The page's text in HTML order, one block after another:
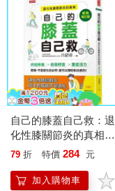
自己的膝蓋自己救：退
化性膝關節炎的真相
【暢銷增訂版】
79 折 特價 284 元
加入購物車